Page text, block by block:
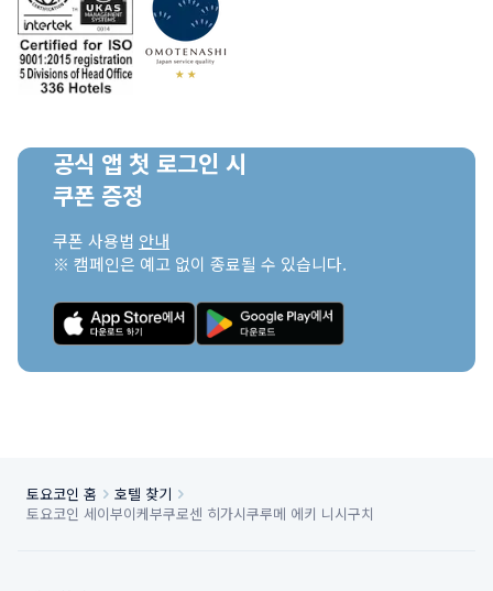
공식 앱 첫 로그인 시
쿠폰 증정
쿠폰 사용법 안내
※ 캠페인은 예고 없이 종료될 수 있습니다.
토요코인 홈
호텔 찾기
토요코인 세이부이케부쿠로센 히가시쿠루메 에키 니시구치